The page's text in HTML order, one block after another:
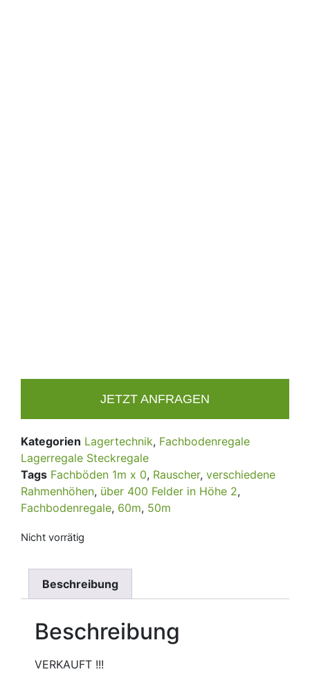
JETZT ANFRAGEN
Kategorien Lagertechnik, Fachbodenregale
Lagerregale Steckregale
Tags Fachböden 1m x 0, Rauscher, verschiedene
Rahmenhöhen, über 400 Felder in Höhe 2,
Fachbodenregale, 60m, 50m
Nicht vorrätig
Beschreibung
Beschreibung
VERKAUFT !!!